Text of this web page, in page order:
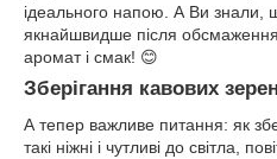
ідеального напою. А Ви знали,
якнайшвидше після
аромат і смак! 😊
Зберігання кавових зерен
А тепер важливе питання: як
такі ніжні і чутливі до світла,